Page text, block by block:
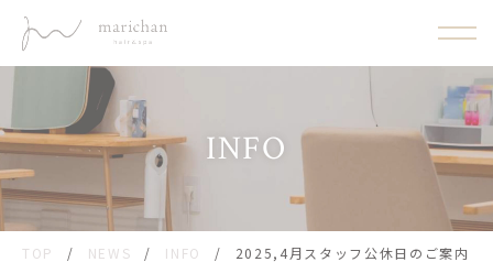
INFO
TOP / NEWS / INFO / 2025,4月スタッフ公休日のご案内